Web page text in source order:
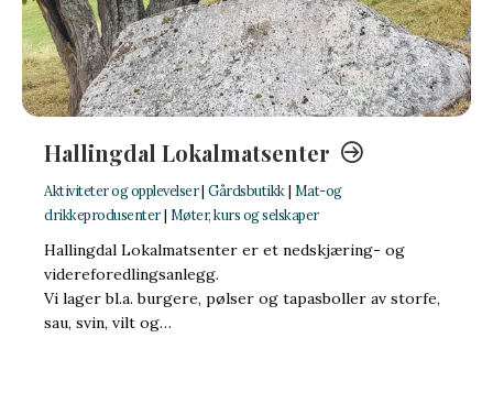
Hallingdal Lokalmatsenter
Aktiviteter og opplevelser| Gårdsbutikk| Mat-og
drikkeprodusenter| Møter, kurs og selskaper
Hallingdal Lokalmatsenter er et nedskjæring- og
videreforedlingsanlegg.
Vi lager bl.a. burgere, pølser og tapasboller av storfe,
sau, svin, vilt og…